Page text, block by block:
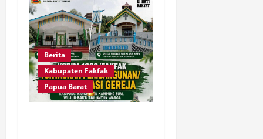
Berita
Kabupaten Fakfak
Papua Barat